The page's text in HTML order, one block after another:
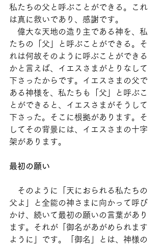
私たちの父と呼ぶことができる。これ
は真に救いであり、感謝です。
偉大な天地の造り主である神を、私
たちの「父」と呼ぶことができる。そ
れは何故そのように呼ぶことができる
かと言えば、イエスさまがとりなして
下さったからです。イエスさまの父で
ある神様を、私たちも「父」と呼ぶこ
とができると、イエスさまがそうして
下さった。そこに根拠があります。そ
してその背景には、イエスさまの十字
架があります。
最初の願い
そのように「天におられる私たちの
父よ」と全能の神さまに向かって呼び
かけ、続いて最初の願いの言葉があり
ます。それが「御名があがめられます
ように」です。「御名」とは、神様の